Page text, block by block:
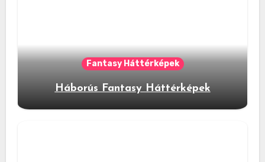
Fantasy Háttérképek
Háborús Fantasy Háttérképek